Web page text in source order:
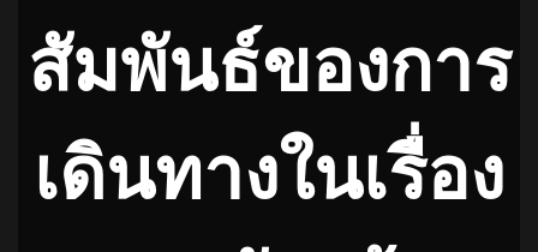
สัมพันธ์ของการ
เดินทางในเรื่อง